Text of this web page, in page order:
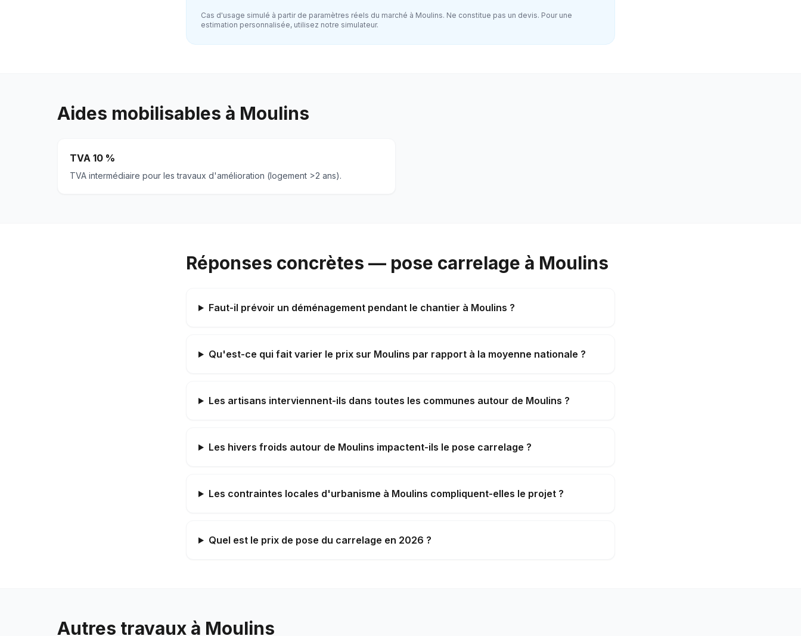
Cas d'usage simulé à partir de paramètres réels du marché à Moulins. Ne constitue pas un devis. Pour une
estimation personnalisée, utilisez notre simulateur.
Aides mobilisables à Moulins
TVA 10 %
TVA intermédiaire pour les travaux d'amélioration (logement >2 ans).
Réponses concrètes — pose carrelage à Moulins
Faut-il prévoir un déménagement pendant le chantier à Moulins ?
Qu'est-ce qui fait varier le prix sur Moulins par rapport à la moyenne nationale ?
Les artisans interviennent-ils dans toutes les communes autour de Moulins ?
Les hivers froids autour de Moulins impactent-ils le pose carrelage ?
Les contraintes locales d'urbanisme à Moulins compliquent-elles le projet ?
Quel est le prix de pose du carrelage en 2026 ?
Autres travaux à Moulins